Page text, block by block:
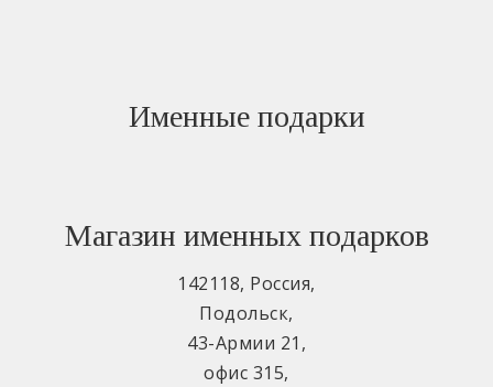
Именные подарки
Магазин именных подарков
142118, Россия,
Подольск,
43-Армии 21 ,
офис 315,